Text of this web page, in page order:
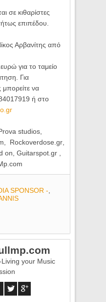
σε κιθαρίστες
επιπέδου.
Αρβανίτης από
για το ταμείο
Για
μπορείτε να
ή στο
.gr
studios
Rockoverdose .gr
on ,Guitarspot .gr
SPONSOR -
Living your Music